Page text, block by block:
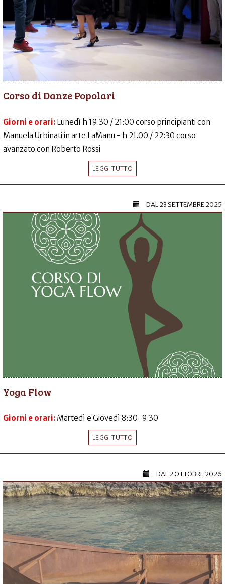
Corso di Danze Popolari
Giorni e orari: Lunedì h 19.30 / 21:00 corso principianti con
Manuela Urbinati in arte LaManu - h 21.00 / 22:30 corso
avanzato con Roberto Rossi
LEGGI TUTTO
DAL23 SETTEMBRE 2025
Yoga Flow
Giorni e orari: Martedì e Giovedì 8:30-9:30
LEGGI TUTTO
DAL2 OTTOBRE 2026